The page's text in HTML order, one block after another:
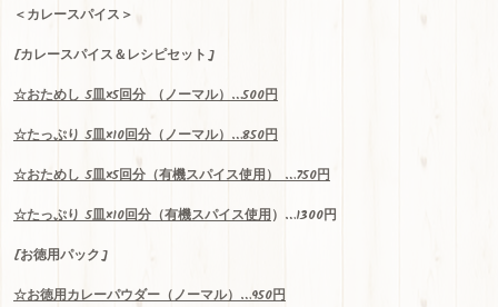
＜カレースパイス＞
[カレースパイス＆レシピセット]
☆おためし 5皿×5回分（ノーマル）…500円
☆たっぷり 5皿×10回分（ノーマル） …850円
☆おためし 5皿×5回分（有機スパイス使用） …750円
☆たっぷり 5皿×10回分（有機スパイス使用）…1300円
[お徳用パック]
☆お徳用カレーパウダー（ノーマル）…950円